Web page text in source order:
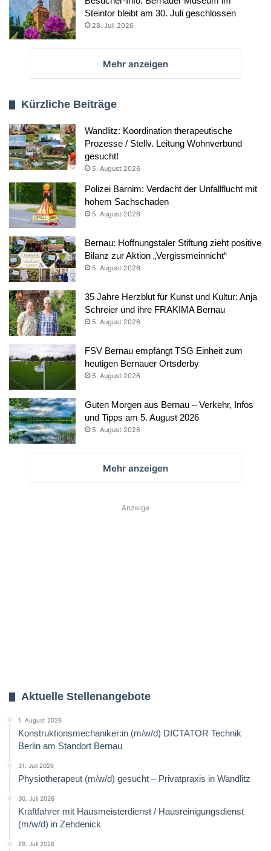
Steintor bleibt am 30. Juli geschlossen
28. Juli 2026
Mehr anzeigen
Kürzliche Beiträge
Wandlitz: Koordination therapeutische
Prozesse / Stellv. Leitung Wohnverbund
gesucht!
5. August 2026
Polizei Barnim: Verdacht der Unfallflucht mit
hohem Sachschaden
5. August 2026
Bernau: Hoffnungstaler Stiftung zieht positive
Bilanz zur Aktion „Vergissmeinnicht“
5. August 2026
35 Jahre Herzblut für Kunst und Kultur: Anja
Schreier und ihre FRAKIMA Bernau
5. August 2026
FSV Bernau empfängt TSG Einheit zum
heutigen Bernauer Ortsderby
5. August 2026
Guten Morgen aus Bernau – Verkehr, Infos
und Tipps am 5. August 2026
5. August 2026
Mehr anzeigen
Anzeige
Aktuelle Stellenangebote
1. August 2026
Konstruktionsmechaniker:in (m/w/d) DICTATOR Technik
Berlin am Standort Bernau
31. Juli 2026
Physiotherapeut (m/w/d) gesucht – Privatpraxis in Wandlitz
30. Juli 2026
Kraftfahrer mit Hausmeisterdienst / Hausreinigungsdienst
(m/w/d) in Zehdenick
29. Juli 2026